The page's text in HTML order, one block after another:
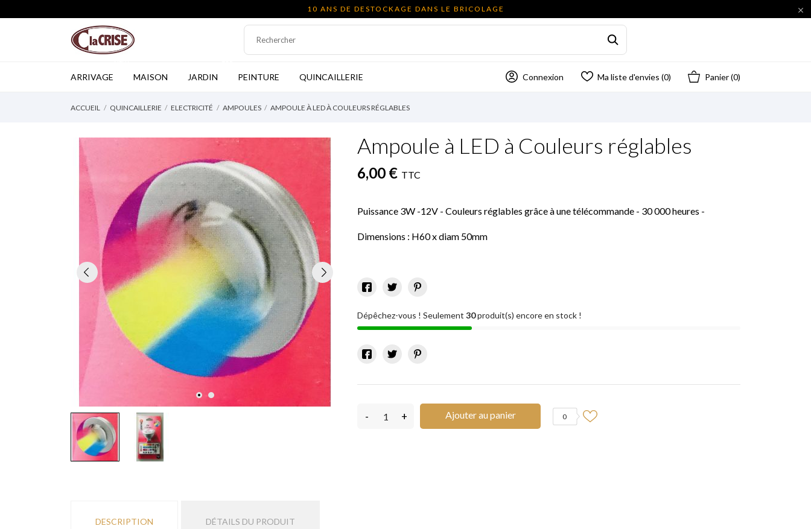
10 ANS DE DESTOCKAGE DANS LE BRICOLAGE 
ARRIVAGE MAISON JARDIN PEINTURE QUINCAILLERIE Connexion Ma liste d'envies (0) Panier(0)
ACCUEIL QUINCAILLERIE ELECTRICITÉ AMPOULES AMPOULE À LED À COULEURS RÉGLABLES
Ampoule à LED à Couleurs réglables
6,00 € TTC
Puissance 3W -12V - Couleurs réglables grâce à une télécommande - 30 000 heures -
Dimensions : H60 x diam 50mm
Dépêchez-vous ! Seulement 30produit(s) encore en stock !
- + Ajouter au panier 0
DESCRIPTION DÉTAILS DU PRODUIT